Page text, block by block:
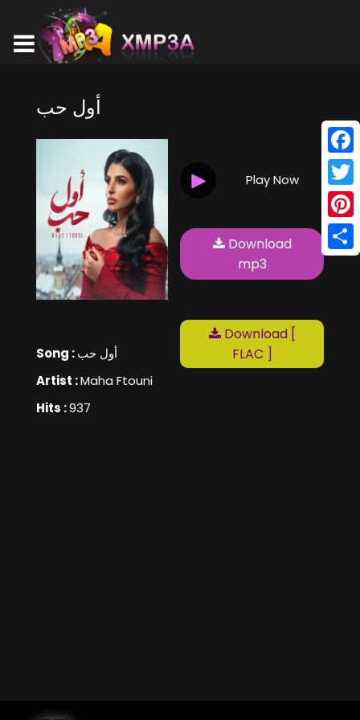
أول حب
Song :أول حب
Artist :Maha Ftouni
Hits :937
Play Now
Download
mp3
Download [
FLAC ]